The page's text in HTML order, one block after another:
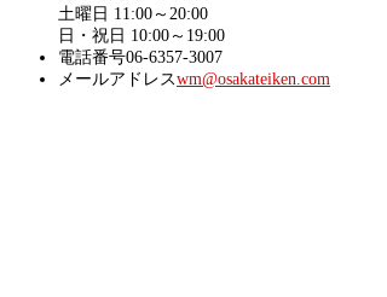
土曜日 11:00～20:00
日・祝日 10:00～19:00
電話番号06-6357-3007
メールアドレスwm@osakateiken.com